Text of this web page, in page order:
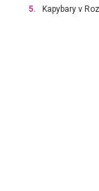
5. Kapybary v